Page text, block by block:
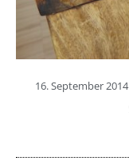
16. September 2014